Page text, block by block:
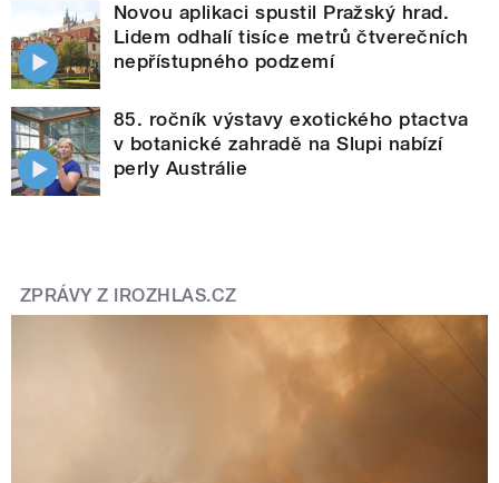
Novou aplikaci spustil Pražský hrad.
Lidem odhalí tisíce metrů čtverečních
nepřístupného podzemí
85. ročník výstavy exotického ptactva
v botanické zahradě na Slupi nabízí
perly Austrálie
ZPRÁVY Z IROZHLAS.CZ